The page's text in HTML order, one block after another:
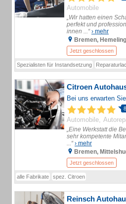
Automobile
„Wir hatten einen
perfekt und
innen ...“› mehr
Bremen,
Jetzt geschlossen
Spezialisten für Instandsetzung
Citroen
8
Automobile
„Eine Werkstatt die
sehr kompetente
...“› mehr
Bremen,
Jetzt geschlossen
alle Fabrikate spez. Citroen
Reinsch